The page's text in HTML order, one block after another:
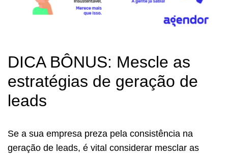
DICA BÔNUS: Mescle as
estratégias de geração de
leads
Se a sua empresa preza pela consistência na
geração de leads, é vital considerar mesclar as